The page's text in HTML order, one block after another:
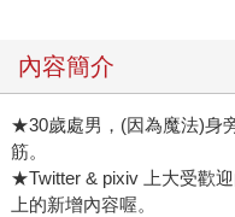
內容簡介
★30歲處男，(因為魔法)身
筋。
★Twitter & pixiv 上大受歡
上的新增內容喔。